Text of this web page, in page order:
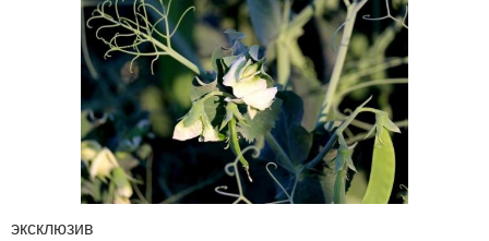
эксклюзив